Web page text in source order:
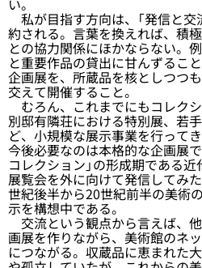
私が目指す方向は、「発信と交
約される。言葉を換えれば、積
との協力関係にほかならない。
と重要作品の貸出に甘んずるこ
企画展を、所蔵品を核としつつ
交えて開催すること。
むろん、これまでにもコレク
別邸有隣荘における特別展、若
ど、小規模な展示事業を行って
今後必要なのは本格的な企画展
コレクション」の形成期である
展覧会を外に向けて発信してみ
世紀後半から20世紀前半の美術
示を構想中である。
交流という観点から言えば、
画展を作りながら、美術館のネ
につながる。収蔵品に恵まれた